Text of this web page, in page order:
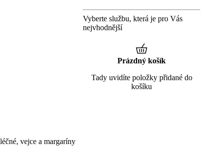
vejce a margaríny
Vyberte službu, která je pro Vás
nejvhodnější
Prázdný košík
Tady uvidíte položky přidané do
košíku